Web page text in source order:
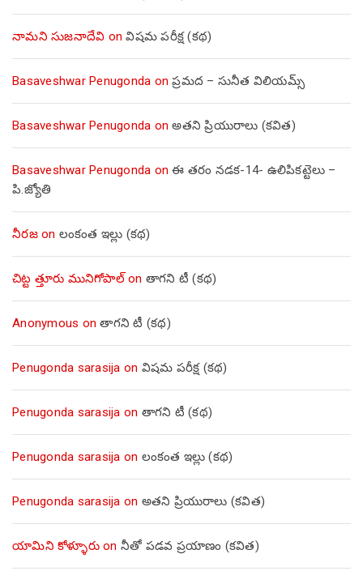
నామని సుజనాదేవి onవిషమ పరీక్ష (క‌థ‌)
Basaveshwar Penugonda onప్రమద – సునీత విలియమ్స్
Basaveshwar Penugonda onఅతని ప్రియురాలు (కవిత)
Basaveshwar Penugonda onఈ తరం నడక-14- ఉలిపికట్టెలు –
పి.జ్యోతి
నీరజon లంకంత ఇల్లు (కథ)
చిట్ట త్తూరు మునిగోపాల్on తాగని టీ (కథ)
Anonymous onతాగని టీ (కథ)
Penugonda sarasija on విషమ పరీక్ష (క‌థ‌)
Penugonda sarasija on తాగని టీ (కథ)
Penugonda sarasija on లంకంత ఇల్లు (కథ)
Penugonda sarasija on అతని ప్రియురాలు (కవిత)
యామిని కోళ్ళూరుon నీతో పడవ ప్రయాణం (కవిత)